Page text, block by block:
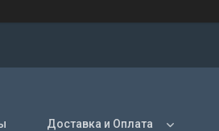
Доставка и Оплата